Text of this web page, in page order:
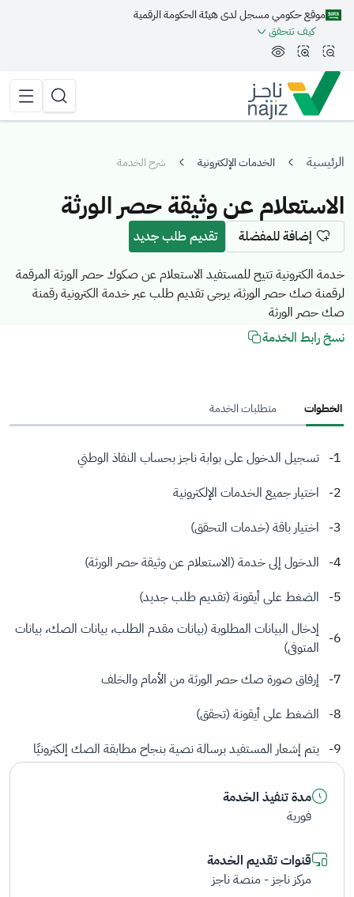
موقع حكومي مسجل لدى هيئة الحكومة الرقمية
كيف تتحقق
تقليل الرؤية وحجم الخطزيادة الرؤية وحجم الخطتبديل المظهر
البحث
الجانبية
الرئيسية الخدمات الإلكترونية شرح الخدمة
الاستعلام عن وثيقة حصر الورثة
تقديم طلب جديد
خدمة الكترونية تتيح للمستفيد الاستعلام عن صكوك حصر الورثة المرقمة
لرقمنة صك حصر الورثة، يرجى تقديم طلب عبر خدمة الكترونية رقمنة
صك حصر الورثة
نسخ رابط الخدمة
تسجيل الدخول على بوابة ناجز بحساب النفاذ الوطني
اختيار جميع الخدمات الإلكترونية
اختيار باقة (خدمات التحقق)
الدخول إلى خدمة (الاستعلام عن وثيقة حصر الورثة)
الضغط على أيقونة (تقديم طلب جديد)
إدخال البيانات المطلوبة (بيانات مقدم الطلب، بيانات الصك، بيانات
المتوفى)
إرفاق صورة صك حصر الورثة من الأمام والخلف
الضغط على أيقونة (تحقق)
يتم إشعار المستفيد برسالة نصية بنجاح مطابقة الصك إلكترونيًا
مدة تنفيذ الخدمة
فورية
قنوات تقديم الخدمة
مركز ناجز - منصة ناجز